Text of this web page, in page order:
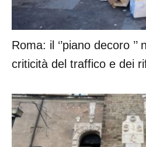
Roma: il ‘’piano decoro
criticità del traffico e dei